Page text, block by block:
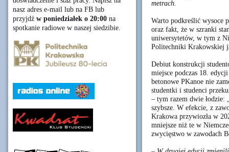
nasz adres e-mail lub na FB lub
przyjdź w poniedziałek o 20:00 na
spotkanie radiowe w naszej siedzibie.
metrach.
Warto podkreślić wysoce
oraz fakt, że w szranki
uniwersytetów, w tym z
Politechniki Krakowskiej
Debiut konstrukcji
miejsce podczas 18.
betonowe PKanoe nie
studentki i studenci
– tym razem dwie łodzie:
szybsze. W efekcie, z
Krakowa przywiozła w
mniejsze niż te w
zwycięstwo w zawodach